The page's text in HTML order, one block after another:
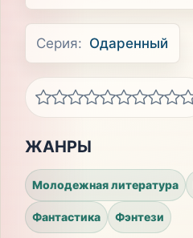
Серия: Одаренный
ЖАНРЫ
Молодежная литература
Фантастика Фэнтези